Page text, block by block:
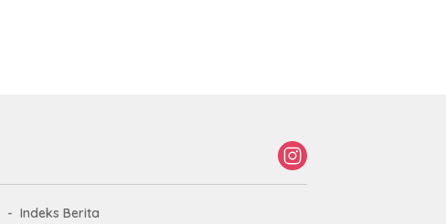
Indeks Berita